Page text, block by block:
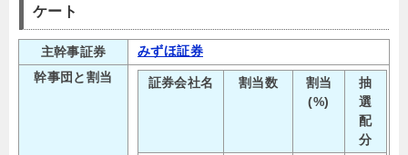
ケート
主幹事証券
みずほ証券
幹事団と割当
証券会社名 割当数
割当
(%)
抽
選
配
分